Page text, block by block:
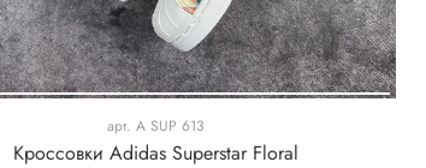
арт. A SUP 613
Кроссовки Adidas Superstar Floral